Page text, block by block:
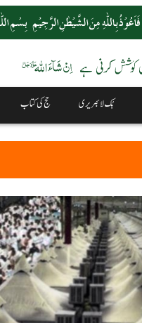
بُک لائبریری حج کی کتاب